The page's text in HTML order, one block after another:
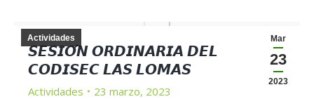
Mar
23
2023
Actividades
𝙎𝙀𝙎𝙄𝙊́𝙉 𝙊𝙍𝘿𝙄𝙉𝘼𝙍𝙄𝘼 𝘿𝙀𝙇
𝘾𝙊𝘿𝙄𝙎𝙀𝘾 𝙇𝘼𝙎 𝙇𝙊𝙈𝘼𝙎
Actividades 23 marzo, 2023